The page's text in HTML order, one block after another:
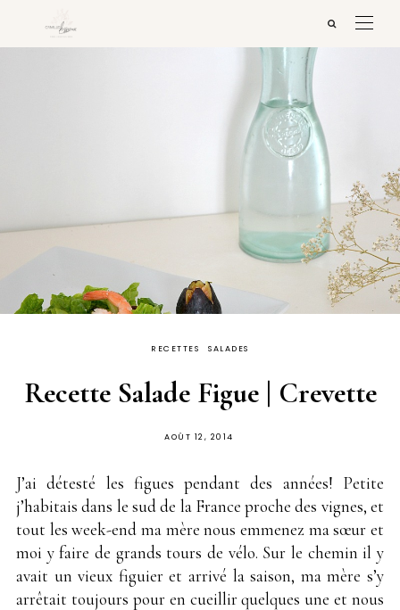
RECETTES SALADES
Recette Salade Figue | Crevette
PUBLIÉ
AOÛT 12, 2014
J’ai détesté les figues pendant des années! Petite
j’habitais dans le sud de la France proche des vignes, et
tout les week-end ma mère nous emmenez ma sœur et
moi y faire de grands tours de vélo. Sur le chemin il y
avait un vieux figuier et arrivé la saison, ma mère s’y
arrêtait toujours pour en cueillir quelques une et nous